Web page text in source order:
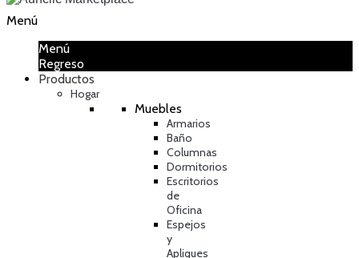
Menú
Menú
Regreso
Productos
Hogar
Muebles
Armarios
Baño
Columnas
Dormitorios
Escritorios
de
Oficina
Espejos
y
Apliques